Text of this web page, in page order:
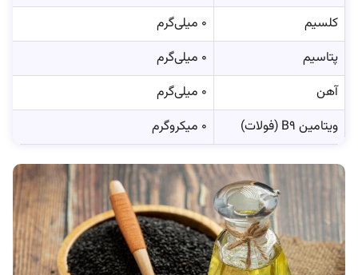
کلسیم
۰ میلی‌گرم
پتاسیم
۰ میلی‌گرم
آهن
۰ میلی‌گرم
ویتامین B9 (فولات)
۰ میکرو‌گرم